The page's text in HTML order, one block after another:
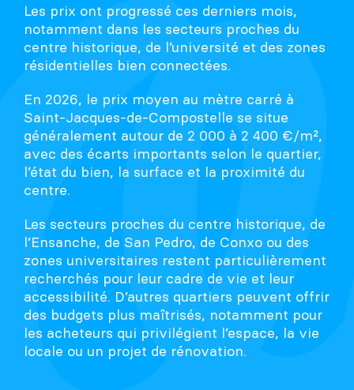
Les prix ont progressé ces derniers mois,
notamment dans les secteurs proches du
centre historique, de l’université et des zones
résidentielles bien connectées.
En 2026, le prix moyen au mètre carré à
Saint-Jacques-de-Compostelle se situe
généralement autour de 2 000 à 2 400 €/m²,
avec des écarts importants selon le quartier,
l’état du bien, la surface et la proximité du
centre.
Les secteurs proches du centre historique, de
l’Ensanche, de San Pedro, de Conxo ou des
zones universitaires restent particulièrement
recherchés pour leur cadre de vie et leur
accessibilité. D’autres quartiers peuvent offrir
des budgets plus maîtrisés, notamment pour
les acheteurs qui privilégient l’espace, la vie
locale ou un projet de rénovation.